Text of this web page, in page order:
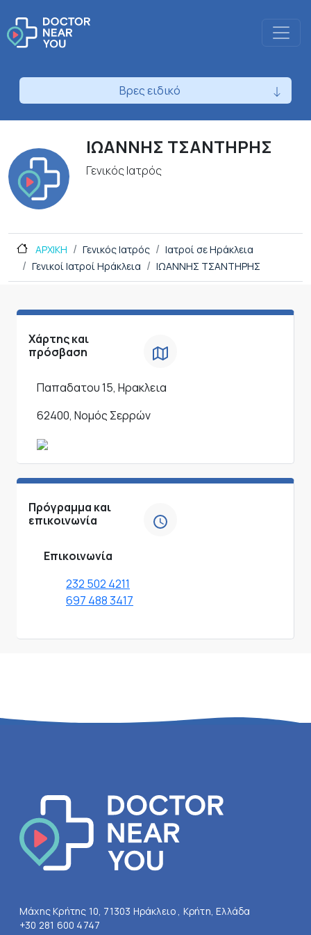
Βρες ειδικό
ΙΩΑΝΝΗΣ ΤΣΑΝΤΗΡΗΣ
Γενικός Ιατρός
ΑΡΧΙΚΗ Γενικός Ιατρός
Ιατροί σε Ηράκλεια
Γενικοί Ιατροί Ηράκλεια
ΙΩΑΝΝΗΣ ΤΣΑΝΤΗΡΗΣ
Χάρτης και
πρόσβαση
Παπαδατου 15, Ηρακλεια
62400, Νομός Σερρών
Πρόγραμμα και
επικοινωνία
Επικοινωνία
232 502 4211
697 488 3417
Μάχης Κρήτης 10, 71303 Ηράκλειο , Κρήτη, Ελλάδα
+30 281 600 4747